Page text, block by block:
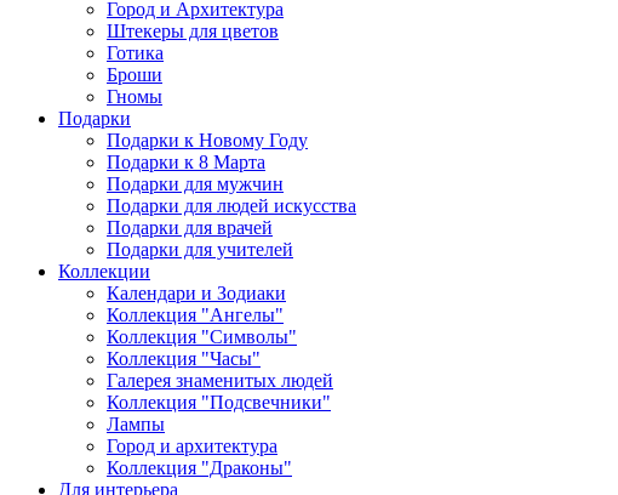
Город и Архитектура
Штекеры для цветов
Готика
Броши
Гномы
Подарки
Подарки к Новому Году
Подарки к 8 Марта
Подарки для мужчин
Подарки для людей искусства
Подарки для врачей
Подарки для учителей
Коллекции
Календари и Зодиаки
Коллекция "Ангелы"
Коллекция "Символы"
Коллекция "Часы"
Галерея знаменитых людей
Коллекция "Подсвечники"
Лампы
Город и архитектура
Коллекция "Драконы"
Для интерьера